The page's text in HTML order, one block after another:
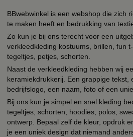
BBwebwinkel is een webshop die zich
te maken heeft en bedrukking van
Zo kun je bij ons terecht voor een
verkleedkleding kostuums, brillen, fun
tegeltjes, petjes, schorten.
Naast de verkleedkleding hebben wij
keramiekdrukkerij. Een grappige tekst,
bedrijfslogo, een naam, foto of een
Bij ons kun je simpel en snel kleding
tegeltjes, schorten, hoodies, polos,
ontwerp. Bepaal zelf de kleur, opdruk
je een uniek design dat niemand